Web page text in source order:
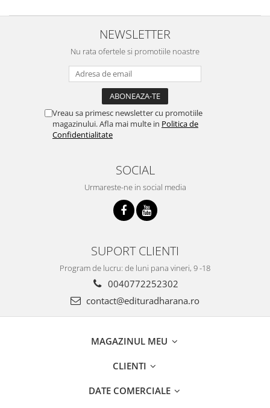
NEWSLETTER
Nu rata ofertele si promotiile noastre
Vreau sa primesc newsletter cu promotiile
magazinului. Afla mai multe in Politica de
Confidentialitate
SOCIAL
Urmareste-ne in social media
SUPORT CLIENTI
Program de lucru: de luni pana vineri, 9 -18
0040772252302
contact@edituradharana.ro
MAGAZINUL MEU
CLIENTI
DATE COMERCIALE